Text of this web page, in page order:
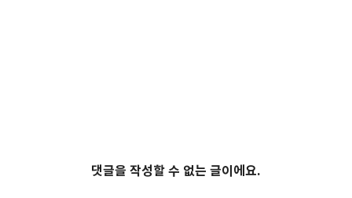
댓글을 작성할 수 없는 글이에요.